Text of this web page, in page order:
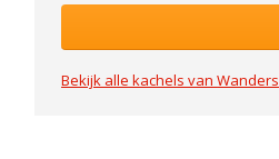
Bekijk alle kachels vanWanders